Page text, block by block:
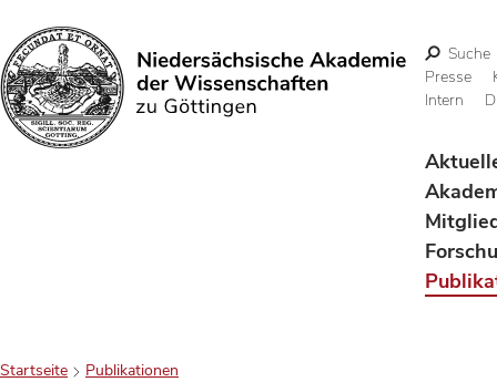
Suchen
Suche
Presse
Intern
Startseite Publikationen